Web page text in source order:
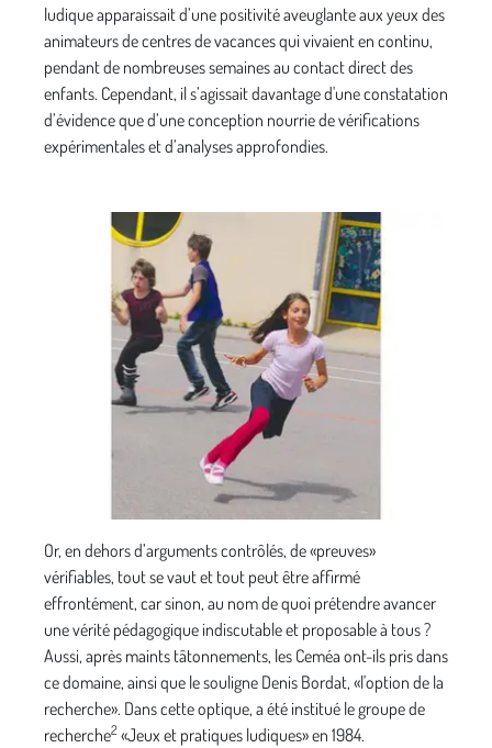
ludique apparaissait d’une positivité aveuglante aux yeux des
animateurs de centres de vacances qui vivaient en continu,
pendant de nombreuses semaines au contact direct des
enfants. Cependant, il s’agissait davantage d'une constatation
d’évidence que d’une conception nourrie de vérifications
expérimentales et d’analyses approfondies.
Or, en dehors d’arguments contrôlés, de «preuves»
vérifiables, tout se vaut et tout peut être affirmé
effrontément, car sinon, au nom de quoi prétendre avancer
une vérité pédagogique indiscutable et proposable à tous ?
Aussi, après maints tâtonnements, les Ceméa ont-ils pris dans
ce domaine, ainsi que le souligne Denis Bordat, «l'option de la
recherche». Dans cette optique, a été institué le groupe de
recherche2 «Jeux et pratiques ludiques» en 1984.